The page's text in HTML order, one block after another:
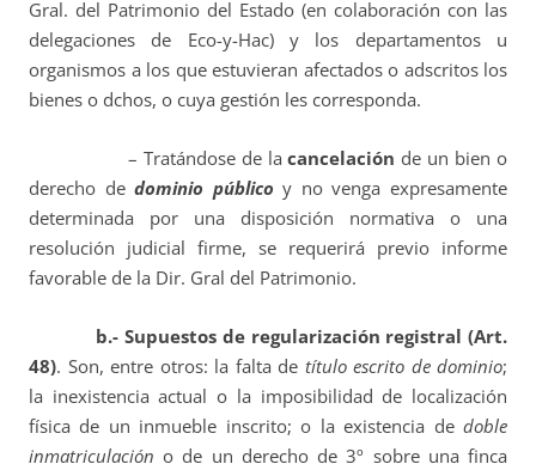
Gral. del Patrimonio del Estado (en colaboración con las
delegaciones de Eco-y-Hac) y los departamentos u
organismos a los que estuvieran afectados o adscritos los
bienes o dchos, o cuya gestión les corresponda.
– Tratándose de lacancelación de un bien o
derecho dedominio público y no venga expresamente
determinada por una disposición normativa o una
resolución judicial firme, se requerirá previo informe
favorable de la Dir. Gral del Patrimonio.
b.- Supuestos de regularización registral (Art.
48). Son, entre otros: la falta de título escrito de dominio;
la inexistencia actual o la imposibilidad de localización
física de un inmueble inscrito; o la existencia de doble
inmatriculación o de un derecho de 3º sobre una finca